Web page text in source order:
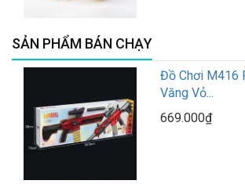
SẢN PHẨM BÁN CHẠY
Đồ Chơi M416
Văng Vỏ...
669.000₫